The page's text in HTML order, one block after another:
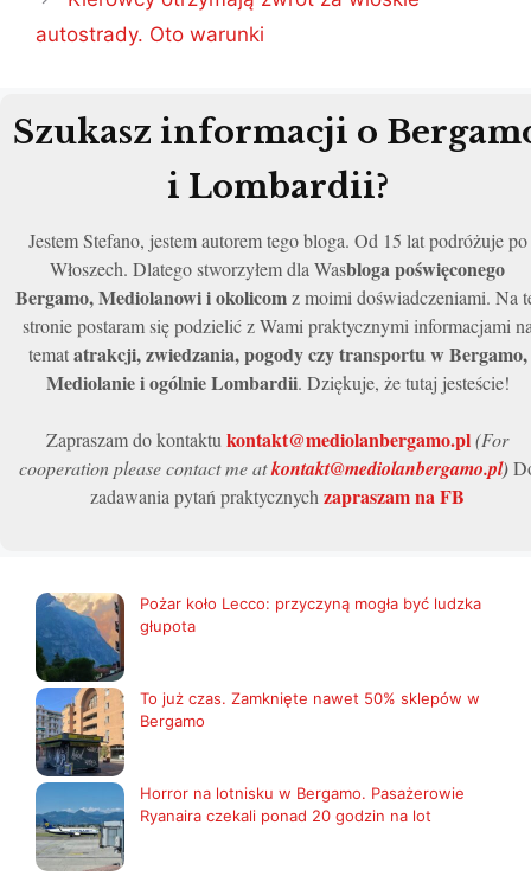
autostrady. Oto warunki
Szukasz informacji o
i Lombardii?
Jestem Stefano, jestem autorem tego bloga. Od 15 lat podróżuje po
Włoszech. Dlatego stworzyłem dla Wasbloga poświęconego
Bergamo, Mediolanowi i okolicomz moimi doświadczeniami. Na
stronie postaram się podzielić z Wami praktycznymi informacjami
tematatrakcji, zwiedzania, pogody czy transportu w Bergamo,
Mediolanie i ogólnie Lombardii. Dziękuje, że tutaj jesteście!
Zapraszam do kontaktu kontakt@mediolanbergamo.pl(For
cooperation please contact me atkontakt@mediolanbergamo.pl)
zadawania pytań praktycznych zapraszam na FB
Pożar koło Lecco: przyczyną mogła być ludzka
głupota
To już czas. Zamknięte nawet 50% sklepów w
Bergamo
Horror na lotnisku w Bergamo. Pasażerowie
Ryanaira czekali ponad 20 godzin na lot